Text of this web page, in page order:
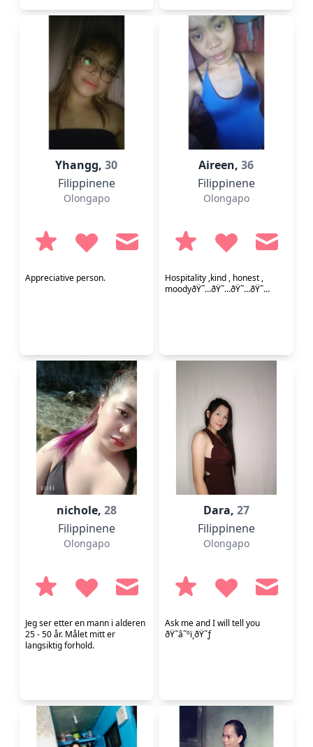
Yhangg,30
Filippinene
Olongapo
Appreciative person.
Aireen,36
Filippinene
Olongapo
Hospitality ,kind , honest ,
moodyðŸ˜…ðŸ˜…ðŸ˜…ðŸ˜…
nichole, 28
Filippinene
Olongapo
Jeg ser etter en mann i alderen
25 - 50 år. Målet mitt er
langsiktig forhold.
Dara, 27
Filippinene
Olongapo
Ask me and I will tell you
ðŸ˜â˜ºï¸ðŸ˜ƒ